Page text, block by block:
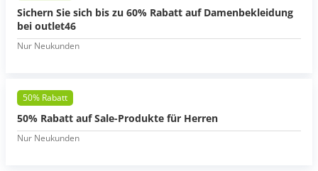
Sichern Sie sich bis zu 60% Rabatt auf Damenbekleidung
bei outlet46
Nur Neukunden
50% Rabatt
50% Rabatt auf Sale-Produkte für Herren
Nur Neukunden